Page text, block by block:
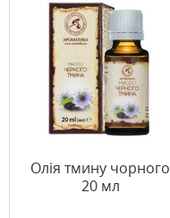
Олія тмину чорного
20 мл